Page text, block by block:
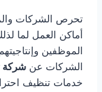
تحرص الشركات
أماكن العمل لما
الموظفين
الشركات عن شركة
خدمات تنظيف